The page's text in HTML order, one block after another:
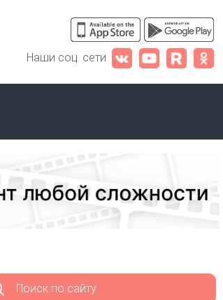
Наши соц. сети
Поиск по сайту